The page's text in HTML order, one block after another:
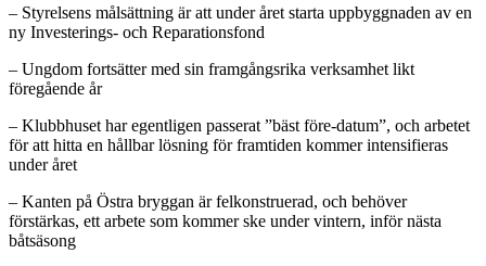
– Styrelsens målsättning är att under året starta uppbyggnaden av en
ny Investerings- och Reparationsfond
– Ungdom fortsätter med sin framgångsrika verksamhet likt
föregående år
– Klubbhuset har egentligen passerat ”bäst före-datum”, och arbetet
för att hitta en hållbar lösning för framtiden kommer intensifieras
under året
– Kanten på Östra bryggan är felkonstruerad, och behöver
förstärkas, ett arbete som kommer ske under vintern, inför nästa
båtsäsong